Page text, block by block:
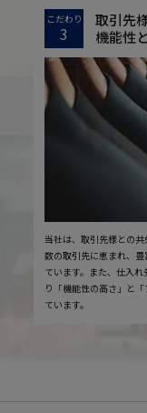
こだわり
3
取引先
機能性
当社は、取引先様との
数の取引先に恵まれ、
ています。また、仕入
り「機能性の高さ」と
ています。